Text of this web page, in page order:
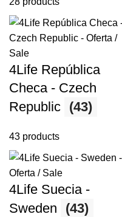
4Life República
Checa - Czech
Republic (43)
43 products
4Life Suecia -
Sweden
(43)